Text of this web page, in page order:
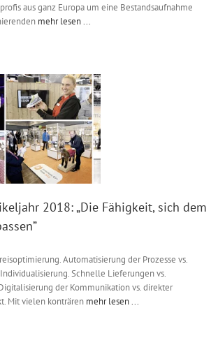
aus ganz Europa um eine Bestandsaufnahme
mehr lesen ...
2018: „Die Fähigkeit, sich dem
Automatisierung der Prozesse vs.
Schnelle Lieferungen vs.
der Kommunikation vs. direkter
Mit vielen konträren mehr lesen ...